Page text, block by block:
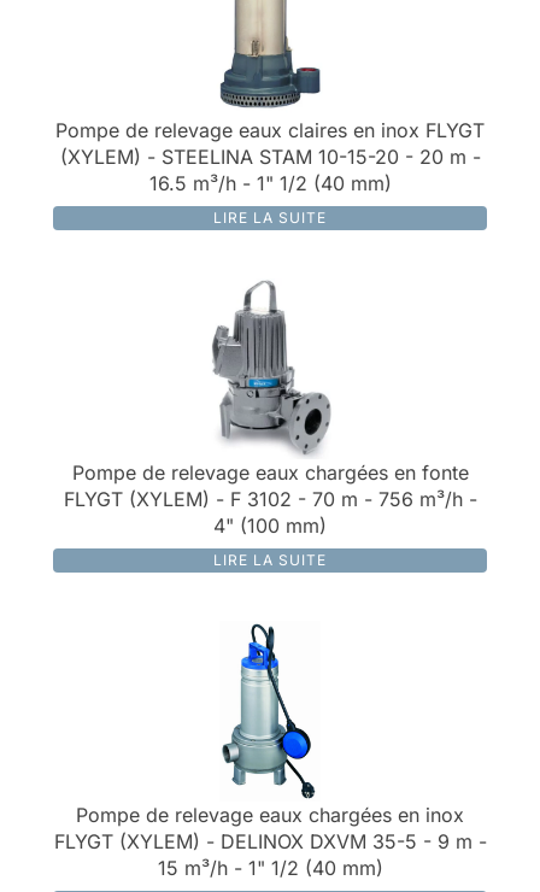
Pompe de relevage eaux claires en inox FLYGT
(XYLEM) - STEELINA STAM 10-15-20 - 20 m -
16.5 m³/h - 1" 1/2 (40 mm)
LIRE LA SUITE
Pompe de relevage eaux chargées en fonte
FLYGT (XYLEM) - F 3102 - 70 m - 756 m³/h -
4" (100 mm)
LIRE LA SUITE
Pompe de relevage eaux chargées en inox
FLYGT (XYLEM) - DELINOX DXVM 35-5 - 9 m -
15 m³/h - 1" 1/2 (40 mm)